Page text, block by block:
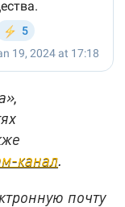
канал.
почту